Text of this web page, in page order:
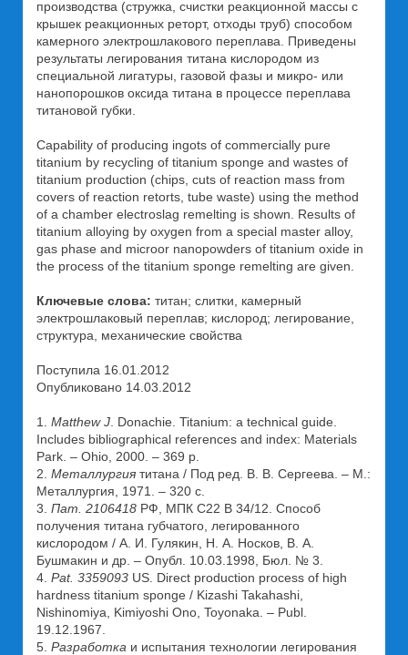
производства (стружка, счистки реакционной массы с
крышек реакционных реторт, отходы труб) способом
камерного электрошлакового переплава. Приведены
результаты легирования титана кислородом из
специальной лигатуры, газовой фазы и микро- или
нанопорошков оксида титана в процессе переплава
титановой губки.
Capability of producing ingots of commercially pure
titanium by recycling of titanium sponge and wastes of
titanium production (chips, cuts of reaction mass from
covers of reaction retorts, tube waste) using the method
of a chamber electroslag remelting is shown. Results of
titanium alloying by oxygen from a special master alloy,
gas phase and microor nanopowders of titanium oxide in
the process of the titanium sponge remelting are given.
Ключевые слова: титан; слитки, камерный
электрошлаковый переплав; кислород; легирование,
структура, механические свойства
Поступила 16.01.2012
Опубликовано 14.03.2012
1. Matthew J . Donachie. Titanium: a technical guide.
Includes bibliographical references and index: Materials
Park. – Ohio, 2000. – 369 p.
2. Металлургия титана / Под ред. В. В. Сергеева. – М.:
Металлургия, 1971. – 320 с.
3. Пат. 2106418 РФ, МПК С22 В 34/12. Способ
получения титана губчатого, легированного
кислородом / А. И. Гулякин, Н. А. Носков, В. А.
Бушмакин и др. – Опубл. 10.03.1998, Бюл. № 3.
4. Pat. 3359093 US. Direct production process of high
hardness titanium sponge / Kizashi Takahashi,
Nishinomiya, Kimiyoshi Ono, Toyonaka. – Publ.
19.12.1967.
5. Разработка и испытания технологии легирования